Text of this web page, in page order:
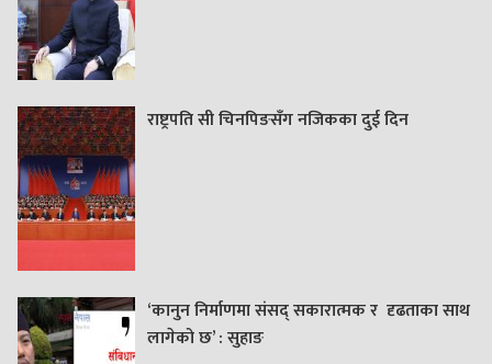
राष्ट्रपति सी चिनपिङसँग नजिकका दुई दिन
‘कानुन निर्माणमा संसद् सकारात्मक र दृढताका साथ
लागेको छ’ : सुहाङ